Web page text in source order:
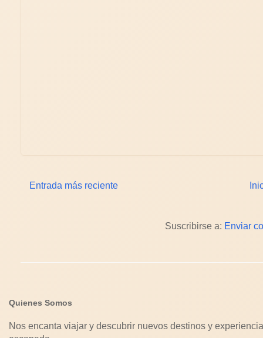
Entrada más reciente
Suscribirse a: Enviar
Quienes Somos
Nos encanta viajar y descubrir nuevos destinos y